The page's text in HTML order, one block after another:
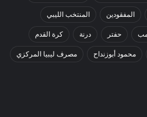
المفقودين المنتخب الليبي
حفتر درنة كرة القدم
محمود أبوزنداح مصرف ليبيا المركزي